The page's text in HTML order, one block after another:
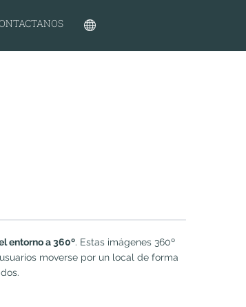
entorno a 360º. Estas imágenes 360º
moverse por un local de forma